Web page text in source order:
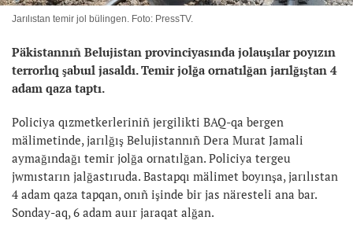
Jarılıstan temir jol bülingen. Foto: PressTV.
Päkistannıñ Belujistan provinciyasında jolauşılar poyızın
terrorlıq şabuıl jasaldı. Temir jolğa ornatılğan jarılğıştan 4
adam qaza taptı.
Policiya qızmetkerleriniñ jergilikti BAQ-qa bergen
mälimetinde, jarılğış Belujistannıñ Dera Murat Jamali
aymağındağı temir jolğa ornatılğan. Policiya tergeu
jwmıstarın jalğastıruda. Bastapqı mälimet boyınşa, jarılıstan
4 adam qaza tapqan, onıñ işinde bir jas näresteli ana bar.
Sonday-aq, 6 adam auır jaraqat alğan.